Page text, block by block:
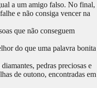
a um amigo falso. No final,
e não consiga vencer na
que não conseguem
do que uma palavra bonita
pedras preciosas e
de outono, encontradas em